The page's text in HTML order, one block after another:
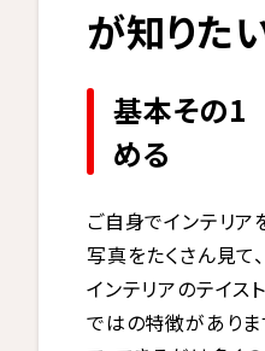
が知りたい
基本その1
める
ご自身でインテリア
写真をたくさん見て
インテリアのテイス
ではの特徴がありま